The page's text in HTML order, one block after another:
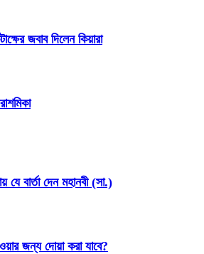
জবাব দিলেন কিয়ারা
বার্তা দেন মহানবী (সা.)
জন্য দোয়া করা যাবে?